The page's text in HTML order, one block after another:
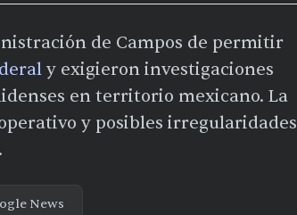
de Campos de permitir
y exigieron investigaciones
en territorio mexicano. La
y posibles irregularidades
News